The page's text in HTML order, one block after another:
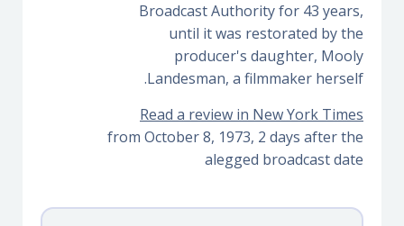
Broadcast Authority for 43 years,
until it was restorated by the
producer's daughter, Mooly
Landesman, a filmmaker herself.
Read a review in New York Times
from October 8, 1973, 2 days after the
alegged broadcast date